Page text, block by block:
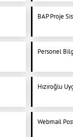
BAP Proje
Personel
Hızıroğlu
Webmail